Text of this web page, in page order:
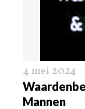
4 mei 2024
Mannen